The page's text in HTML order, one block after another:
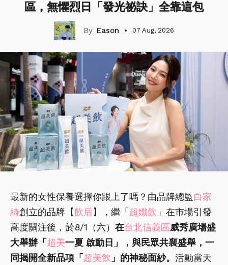
區，無懼烈日「發光祕訣」全靠這包
Eason 07 Aug, 2026
最新的女性保養選擇你跟上了嗎？由品牌總監白家
綺創立的品牌【飲后】，繼「超孅飲 」在市場引發
高度關注後，於8/1（六） 在台北信義區威秀廣場盛
大舉辦「超美一夏 啟動日」，與民眾共襄盛舉，一
同揭開全新品項「超美飲 」的神秘面紗。 活動當天